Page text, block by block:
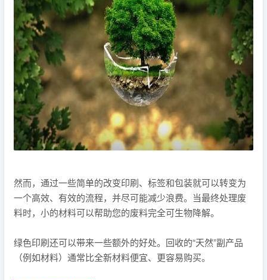
然而，通过一些简单的改变印刷、标签和包装就可以转变为
一个高效、有效的流程，并尽可能减少浪费。当最终处理废
料时，小的材料可以帮助您的废料完全可生物降解。
绿色印刷还可以带来一些额外的好处。回收的“天然”副产品
（例如材料）通常比全新材料便宜、更容易购买。